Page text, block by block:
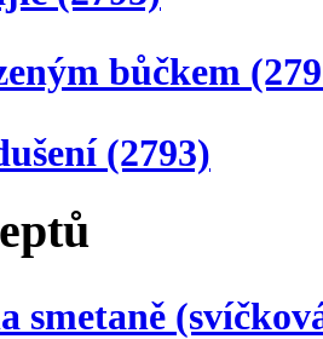
bůčkem
(2793)
smetaně